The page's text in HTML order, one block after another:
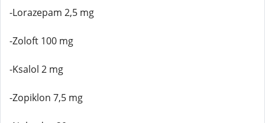
-Lorazepam 2,5 mg
-Zoloft 100 mg
-Ksalol 2 mg
-Zopiklon 7,5 mg